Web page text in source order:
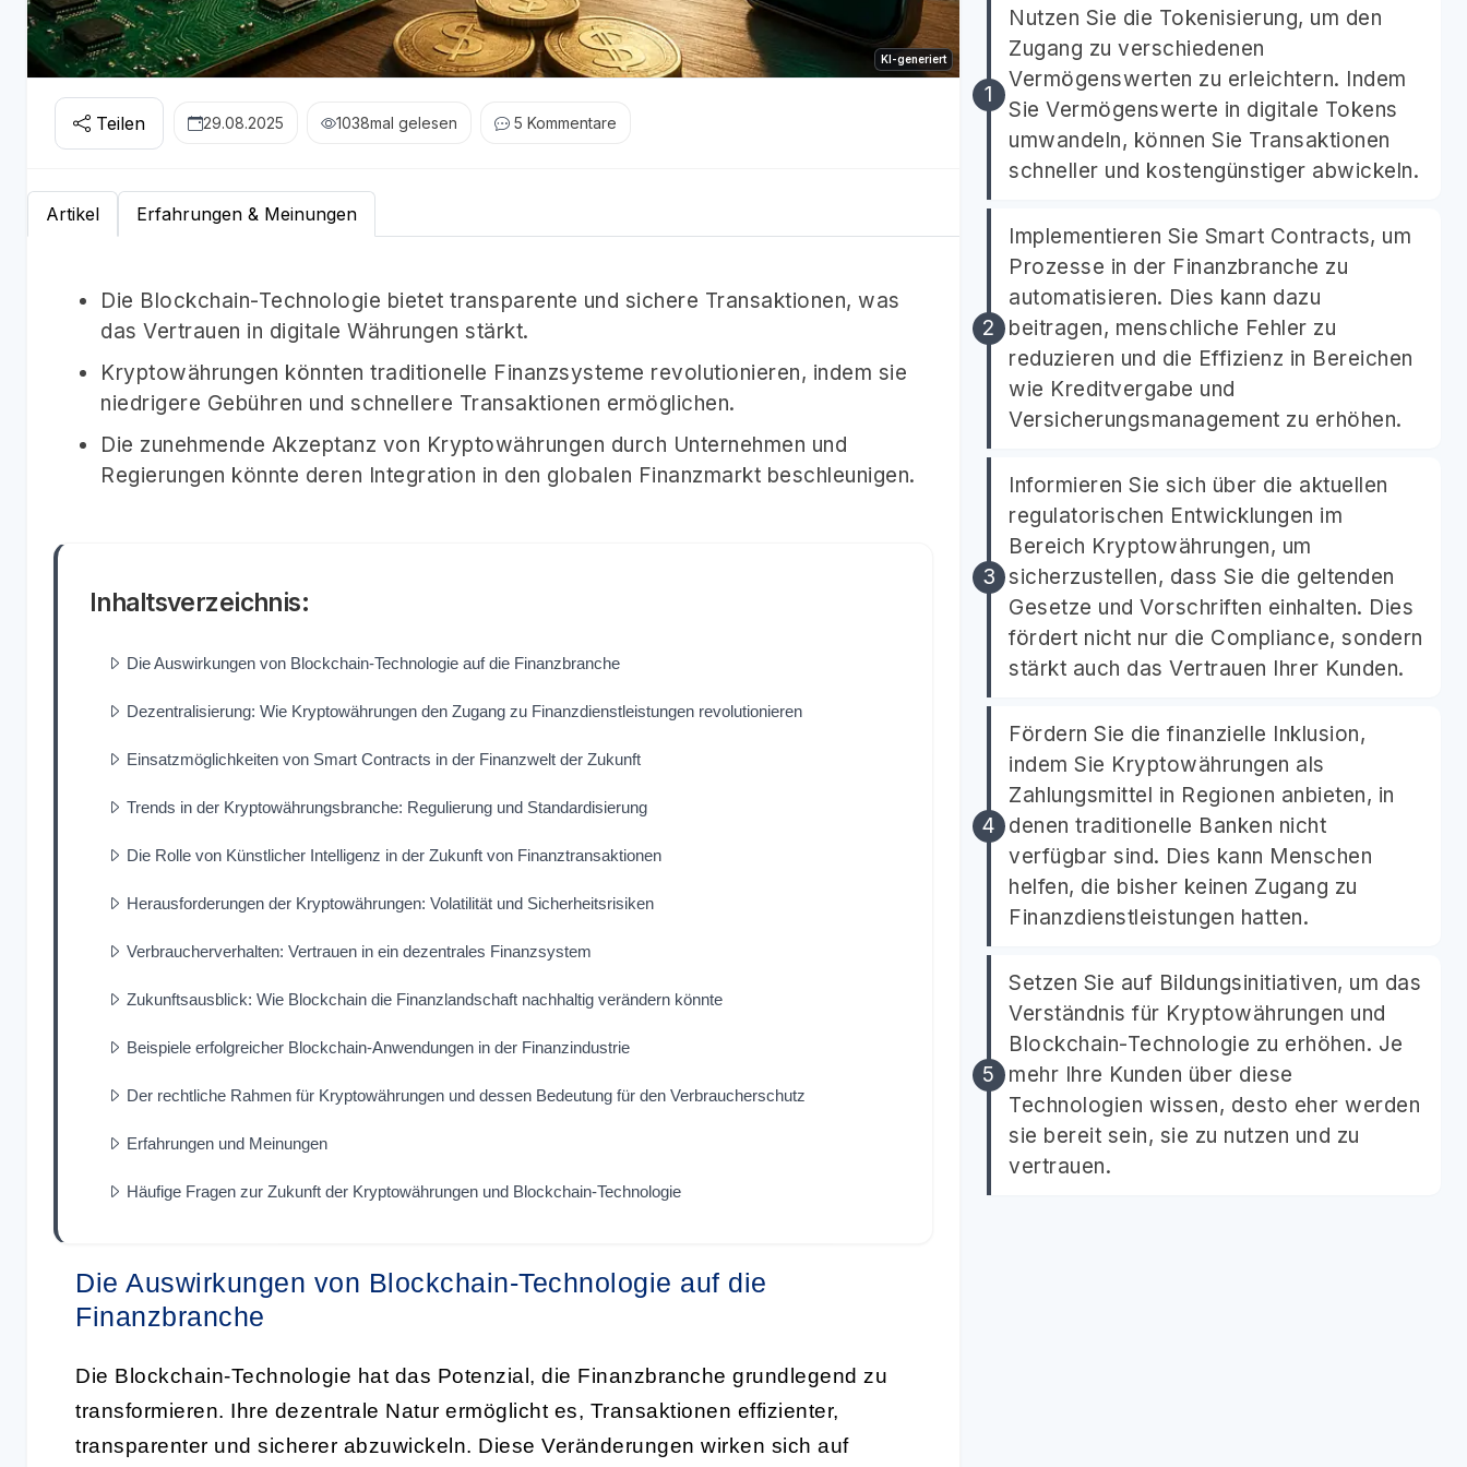
KI-generiert
Teilen 29.08.2025 1038mal gelesen 5 Kommentare
Artikel Erfahrungen & Meinungen
Die Blockchain-Technologie bietet transparente und sichere Transaktionen, was
das Vertrauen in digitale Währungen stärkt.
Kryptowährungen könnten traditionelle Finanzsysteme revolutionieren, indem sie
niedrigere Gebühren und schnellere Transaktionen ermöglichen.
Die zunehmende Akzeptanz von Kryptowährungen durch Unternehmen und
Regierungen könnte deren Integration in den globalen Finanzmarkt beschleunigen.
Inhaltsverzeichnis:
Die Auswirkungen von Blockchain-Technologie auf die Finanzbranche
Dezentralisierung: Wie Kryptowährungen den Zugang zu Finanzdienstleistungen revolutionieren
Einsatzmöglichkeiten von Smart Contracts in der Finanzwelt der Zukunft
Trends in der Kryptowährungsbranche: Regulierung und Standardisierung
Die Rolle von Künstlicher Intelligenz in der Zukunft von Finanztransaktionen
Herausforderungen der Kryptowährungen: Volatilität und Sicherheitsrisiken
Verbraucherverhalten: Vertrauen in ein dezentrales Finanzsystem
Zukunftsausblick: Wie Blockchain die Finanzlandschaft nachhaltig verändern könnte
Beispiele erfolgreicher Blockchain-Anwendungen in der Finanzindustrie
Der rechtliche Rahmen für Kryptowährungen und dessen Bedeutung für den Verbraucherschutz
Erfahrungen und Meinungen
Häufige Fragen zur Zukunft der Kryptowährungen und Blockchain-Technologie
Die Auswirkungen von Blockchain-Technologie auf die
Finanzbranche
Die Blockchain-Technologie hat das Potenzial, die Finanzbranche grundlegend zu
transformieren. Ihre dezentrale Natur ermöglicht es, Transaktionen effizienter,
transparenter und sicherer abzuwickeln. Diese Veränderungen wirken sich auf
Nutzen Sie die Tokenisierung, um den
Zugang zu verschiedenen
Vermögenswerten zu erleichtern. Indem
Sie Vermögenswerte in digitale Tokens
umwandeln, können Sie Transaktionen
schneller und kostengünstiger abwickeln.
Implementieren Sie Smart Contracts, um
Prozesse in der Finanzbranche zu
automatisieren. Dies kann dazu
beitragen, menschliche Fehler zu
reduzieren und die Effizienz in Bereichen
wie Kreditvergabe und
Versicherungsmanagement zu erhöhen.
Informieren Sie sich über die aktuellen
regulatorischen Entwicklungen im
Bereich Kryptowährungen, um
sicherzustellen, dass Sie die geltenden
Gesetze und Vorschriften einhalten. Dies
fördert nicht nur die Compliance, sondern
stärkt auch das Vertrauen Ihrer Kunden.
Fördern Sie die finanzielle Inklusion,
indem Sie Kryptowährungen als
Zahlungsmittel in Regionen anbieten, in
denen traditionelle Banken nicht
verfügbar sind. Dies kann Menschen
helfen, die bisher keinen Zugang zu
Finanzdienstleistungen hatten.
Setzen Sie auf Bildungsinitiativen, um das
Verständnis für Kryptowährungen und
Blockchain-Technologie zu erhöhen. Je
mehr Ihre Kunden über diese
Technologien wissen, desto eher werden
sie bereit sein, sie zu nutzen und zu
vertrauen.